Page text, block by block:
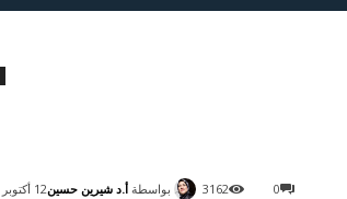
بواسطة أ.د شيرين حسين12 أكتوبر 2020 0
3162